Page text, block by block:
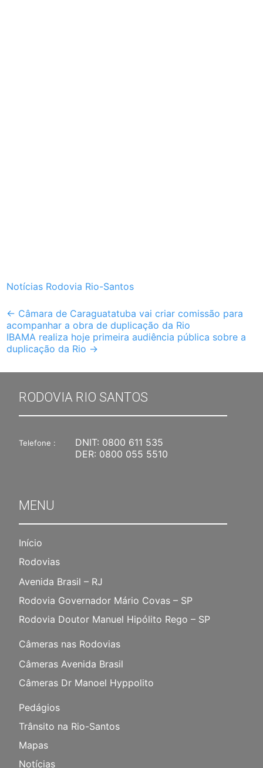
Notícias Rodovia Rio-Santos
Post
navigation
← Câmara de Caraguatatuba vai criar comissão para
acompanhar a obra de duplicação da Rio
IBAMA realiza hoje primeira audiência pública sobre a
duplicação da Rio →
RODOVIA RIO SANTOS
Telefone : DNIT: 0800 611 535
DER: 0800 055 5510
MENU
Início
Rodovias
Avenida Brasil – RJ
Rodovia Governador Mário Covas – SP
Rodovia Doutor Manuel Hipólito Rego – SP
Câmeras nas Rodovias
Câmeras Avenida Brasil
Câmeras Dr Manoel Hyppolito
Pedágios
Trânsito na Rio-Santos
Mapas
Notícias